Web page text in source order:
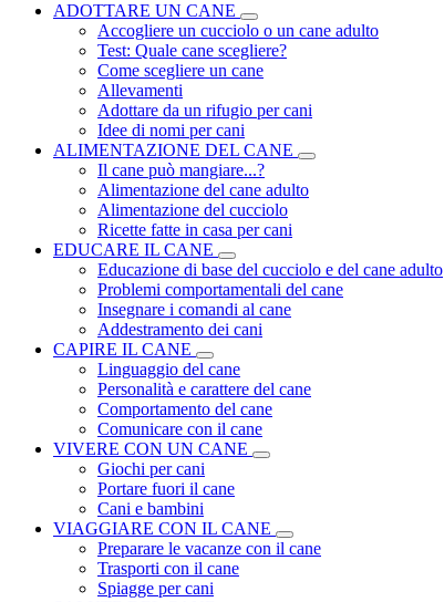
ADOTTARE UN CANE
Accogliere un cucciolo o un cane adulto
Test: Quale cane scegliere?
Come scegliere un cane
Allevamenti
Adottare da un rifugio per cani
Idee di nomi per cani
ALIMENTAZIONE DEL CANE
Il cane può mangiare...?
Alimentazione del cane adulto
Alimentazione del cucciolo
Ricette fatte in casa per cani
EDUCARE IL CANE
Educazione di base del cucciolo e del cane adulto
Problemi comportamentali del cane
Insegnare i comandi al cane
Addestramento dei cani
CAPIRE IL CANE
Linguaggio del cane
Personalità e carattere del cane
Comportamento del cane
Comunicare con il cane
VIVERE CON UN CANE
Giochi per cani
Portare fuori il cane
Cani e bambini
VIAGGIARE CON IL CANE
Preparare le vacanze con il cane
Trasporti con il cane
Spiagge per cani